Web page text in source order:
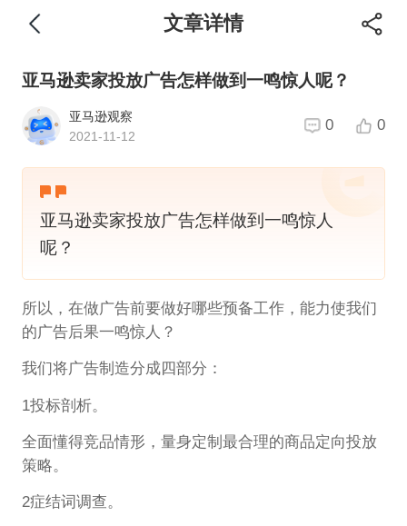
文章详情
亚马逊卖家投放广告怎样做到一鸣惊人呢？
亚马逊观察
2021-11-12
0 0
亚马逊卖家投放广告怎样做到一鸣惊人
呢？
所以，在做广告前要做好哪些预备工作，能力使我们
的广告后果一鸣惊人？
我们将广告制造分成四部分：
1投标剖析。
全面懂得竞品情形，量身定制最合理的商品定向投放
策略。
2症结词调查。